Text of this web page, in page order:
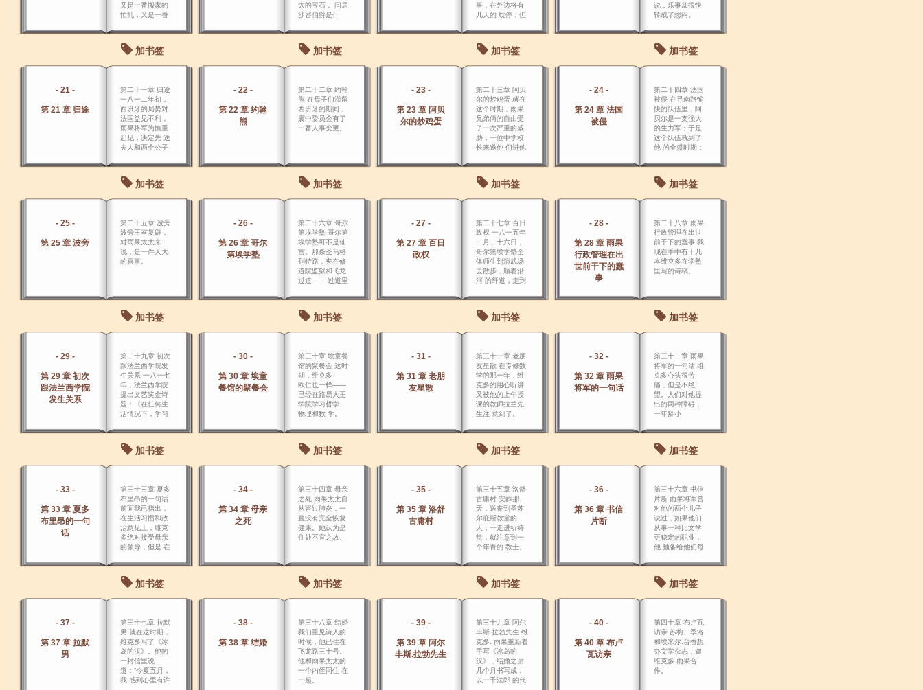
又是一番搬家的
忙乱，又是一番
兄弟三人在巴荣
纳新置杂物的斗
争。 加书签
大的宝石， 问居
沙容伯爵是什
旦拉皮海湾。
加书签
事，在外边将有
几天的 耽停；但
人，说不久便回
来。
加书签
说，乐事却很快
转成了愁闷。
加书签
- 21 -
第 21 章 归途
第二十一章 归途
一八一二年初，
西班牙的局势对
法国益见不利，
雨果将军为慎重
起见，决定先 送
夫人和两个公子
贝尔给父亲做
伴。
加书签
- 22 -
第 22 章 约翰
熊
第二十二章 约翰
熊 在母子们滞留
西班牙的期间，
寰中委员会有了
一番人事变更。
加书签
- 23 -
第 23 章 阿贝
尔的炒鸡蛋
第二十三章 阿贝
尔的炒鸡蛋 就在
这个时期，雨果
兄弟俩的自由受
了一次严重的威
胁，一位中学校
长来邀他 们进他
加书签
- 24 -
第 24 章 法国
被侵
第二十四章 法国
被侵 在寻南路愉
快的队伍里，阿
贝尔是一支强大
的生力军；于是
这个队伍就到了
他 的全盛时期：
吕哥德，外加维
克多.富歇。
加书签
- 25 -
第 25 章 波旁
第二十五章 波旁
波旁王室复辟，
对雨果太太来
说，是一件天大
的喜事。
加书签
- 26 -
第 26 章 哥尔
第埃学塾
第二十六章 哥尔
第埃学塾 哥尔第
埃学塾可不是仙
宫。那条圣马格
列特路，夹在修
道院监狱和飞龙
过道― ―过道里
铺，铺面灰黑，
整日锤声震耳
――的中间，狭
加书签
- 27 -
第 27 章 百日
政权
第二十七章 百日
政权 一八一五年
二月二十六日，
哥尔第埃学塾全
体师生到演武场
去散步，顺着沿
河 的纤道，走到
个学生指给同学
们看桥洞上写
着：“一八一五
着这样的标语，
引起学生们纷纷
猜测。
加书签
- 28 -
第 28 章 雨果
行政管理在出
世前干下的蠢
事
第二十八章 雨果
行政管理在出世
前干下的蠢事 我
现在手中有十几
本维克多在学塾
里写的诗稿。
加书签
- 29 -
第 29 章 初次
跟法兰西学院
发生关系
第二十九章 初次
跟法兰西学院发
生关系 一八一七
年，法兰西学院
提出文艺奖金诗
题：《在任何生
活情况下，学习
乐》。
加书签
- 30 -
第 30 章 埃童
餐馆的聚餐会
第三十章 埃童餐
馆的聚餐会 这时
期，维克多――
欧仁也一样――
已经在路易大王
学院学习哲学、
物理和数 学。
加书签
- 31 -
第 31 章 老朋
友星散
第三十一章 老朋
友星散 在专修数
学的那一年，维
克多的用心听讲
又被他的上午授
课的教师拉兰先
生注 意到了。
加书签
- 32 -
第 32 章 雨果
将军的一句话
第三十二章 雨果
将军的一句话 维
克多心头很苦
痛，但是不绝
望。人们对他提
出的两种障碍，
一年龄小
加书签
- 33 -
第 33 章 夏多
布里昂的一句
话
第三十三章 夏多
布里昂的一句话
前面我已指出，
在生活习惯和政
治意见上，维克
多绝对接受母亲
的领导，但是 在
欣赏上，维克多
却完全不受母亲
的影响，而有他
加书签
- 34 -
第 34 章 母亲
之死
第三十四章 母亲
之死 雨果太太自
从害过肺炎，一
直没有完全恢复
健康。她认为是
住处不宜之故。
加书签
- 35 -
第 35 章 洛舒
古庸村
第三十五章 洛舒
古庸村 安葬那
天，送丧到圣苏
尔庇斯教堂的
人，一走进祈祷
堂，就注意到一
个年青的 教士。
加书签
- 36 -
第 36 章 书信
片断
第三十六章 书信
片断 雨果将军曾
对他的两个儿子
说过，如果他们
从事一种比文学
更稳定的职业，
他 预备给他们每
贴。
加书签
- 37 -
第 37 章 拉默
男
第三十七章 拉默
男 就在这时期，
维克多写了《冰
岛的汉》。他的
一封信里说
道：“今夏五月，
我 感到心里有许
- 38 -
第 38 章 结婚
第三十八章 结婚
我们重见诗人的
时候，他已住在
飞龙路三十号。
他和雨果太太的
一个内侄同住 在
一起。
- 39 -
第 39 章 阿尔
丰斯.拉勃先生
第三十九章 阿尔
丰斯.拉勃先生 维
克多. 雨果重新着
手写《冰岛的
汉》，结婚之后
几个月书写成，
以一千法郎 的代
- 40 -
第 40 章 布卢
瓦访亲
第四十章 布卢瓦
访亲 苏梅、季洛
和埃米尔.台香想
办文学杂志，邀
维克多.雨果合
作。